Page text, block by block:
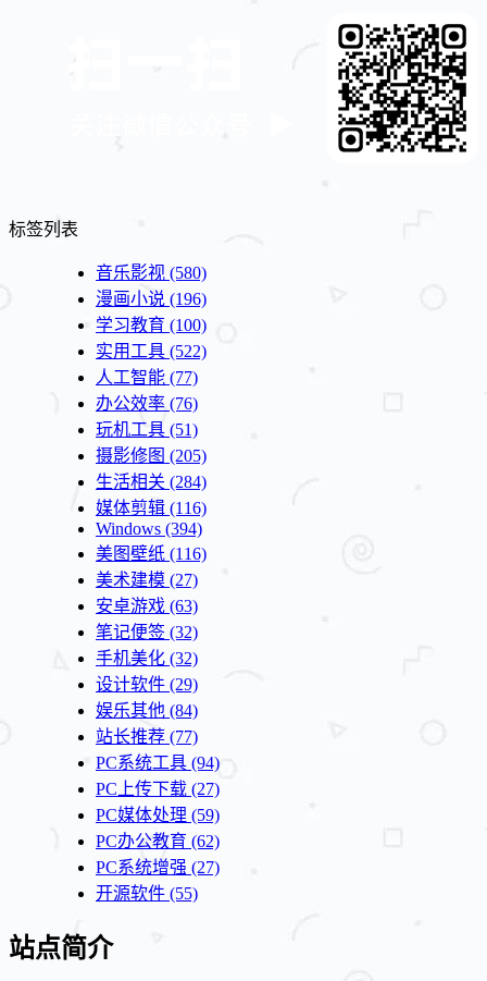
标签列表
音乐影视 (580)
漫画小说 (196)
学习教育 (100)
实用工具 (522)
人工智能 (77)
办公效率 (76)
玩机工具 (51)
摄影修图 (205)
生活相关 (284)
媒体剪辑 (116)
Windows (394)
美图壁纸 (116)
美术建模 (27)
安卓游戏 (63)
笔记便签 (32)
手机美化 (32)
设计软件 (29)
娱乐其他 (84)
站长推荐 (77)
PC系统工具 (94)
PC上传下载 (27)
PC媒体处理 (59)
PC办公教育 (62)
PC系统增强 (27)
开源软件 (55)
站点简介